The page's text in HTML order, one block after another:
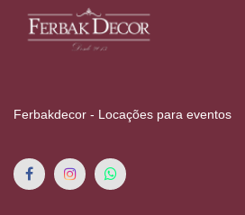
Ferbakdecor - Locações para eventos